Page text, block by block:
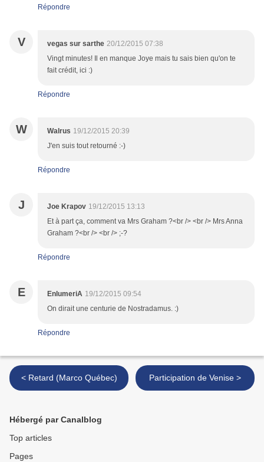
Répondre
V vegas sur sarthe 20/12/2015 07:38
Vingt minutes! Il en manque Joye mais tu sais bien qu'on te
fait crédit, ici :)
Répondre
W Walrus 19/12/2015 20:39
J'en suis tout retourné :-)
Répondre
J Joe Krapov 19/12/2015 13:13
Et à part ça, comment va Mrs Graham ?<br /> <br /> Mrs Anna
Graham ?<br /> <br /> ;-?
Répondre
E EnlumeriA 19/12/2015 09:54
On dirait une centurie de Nostradamus. :)
Répondre
< Retard (Marco Québec) Participation de Venise >
Hébergé par Canalblog
Top articles
Pages